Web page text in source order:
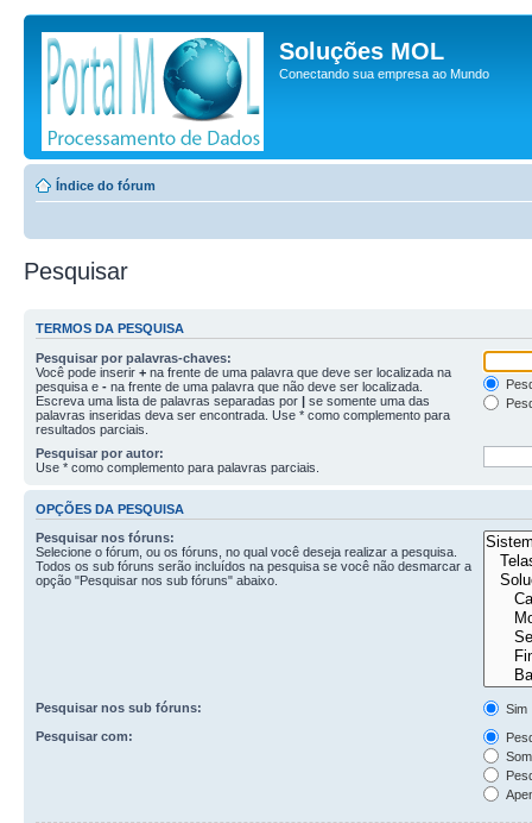
Soluções MOL
Conectando sua empresa ao Mundo
Índice do fórum
Pesquisar
TERMOS DA PESQUISA
Pesquisar por palavras-chaves:
Você pode inserir + na frente de uma palavra que deve ser localizada na
pesquisa e - na frente de uma palavra que não deve ser localizada.
Escreva uma lista de palavras separadas por | se somente uma das
palavras inseridas deva ser encontrada. Use * como complemento para
resultados parciais.
Pesquisar por autor:
Use * como complemento para palavras parciais.
OPÇÕES DA PESQUISA
Pesquisar nos fóruns:
Selecione o fórum, ou os fóruns, no qual você deseja realizar a pesquisa.
Todos os sub fóruns serão incluídos na pesquisa se você não desmarcar a
opção "Pesquisar nos sub fóruns" abaixo.
Pesquisar nos sub fóruns:
Sim
Pesquisar com: